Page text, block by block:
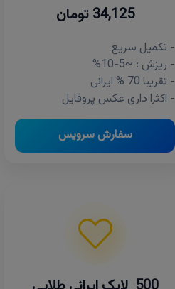
34,125 تومان
- تکمیل سریع
- ریزش : ~5-10%
- تقریبا 70 % ایرانی
- اکثرا داری عکس پروفایل
سفارش سرویس